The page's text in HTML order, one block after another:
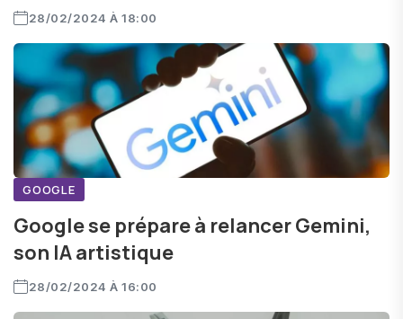
28/02/2024 À 18:00
GOOGLE
Google se prépare à relancer Gemini,
son IA artistique
28/02/2024 À 16:00